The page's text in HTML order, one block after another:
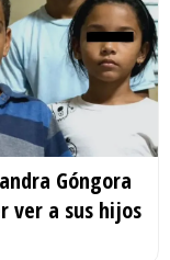
Góngora
ver a sus hijos